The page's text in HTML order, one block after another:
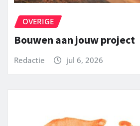
OVERIGE
Bouwen aan jouw project
Redactie jul 6, 2026